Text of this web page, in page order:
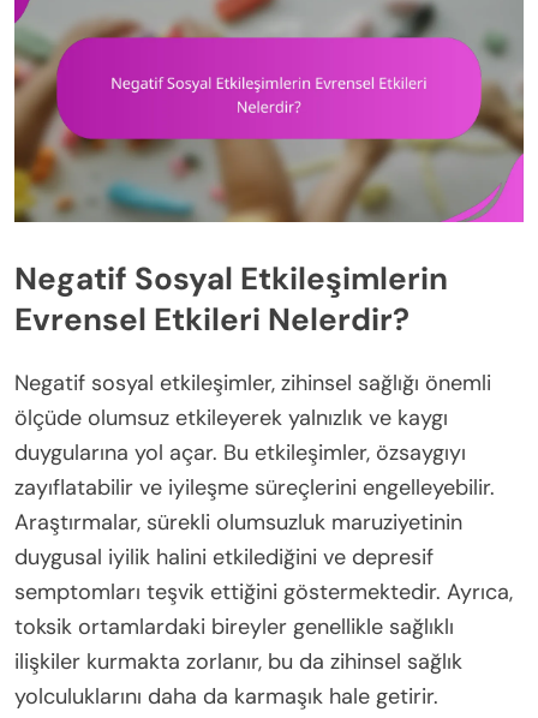
Negatif Sosyal Etkileşimlerin
Evrensel Etkileri Nelerdir?
Negatif sosyal etkileşimler, zihinsel sağlığı önemli
ölçüde olumsuz etkileyerek yalnızlık ve kaygı
duygularına yol açar. Bu etkileşimler, özsaygıyı
zayıflatabilir ve iyileşme süreçlerini engelleyebilir.
Araştırmalar, sürekli olumsuzluk maruziyetinin
duygusal iyilik halini etkilediğini ve depresif
semptomları teşvik ettiğini göstermektedir. Ayrıca,
toksik ortamlardaki bireyler genellikle sağlıklı
ilişkiler kurmakta zorlanır, bu da zihinsel sağlık
yolculuklarını daha da karmaşık hale getirir.